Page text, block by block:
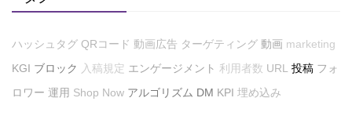
ハッシュタグ QRコード 動画広告 ターゲティング 動画 marketing
KGI ブロック 入稿規定 エンゲージメント 利用者数 URL 投稿 フォ
ロワー 運用 Shop Now アルゴリズム DM KPI 埋め込み